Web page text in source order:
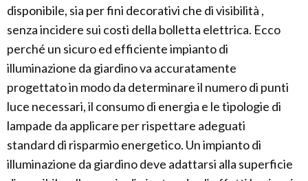
disponibile, sia per fini decorativi che di visibilità ,
senza incidere sui costi della bolletta elettrica. Ecco
perché un sicuro ed efficiente impianto di
illuminazione da giardino va accuratamente
progettato in modo da determinare il numero di punti
luce necessari, il consumo di energia e le tipologie di
lampade da applicare per rispettare adeguati
standard di risparmio energetico. Un impianto di
illuminazione da giardino deve adattarsi alla superficie